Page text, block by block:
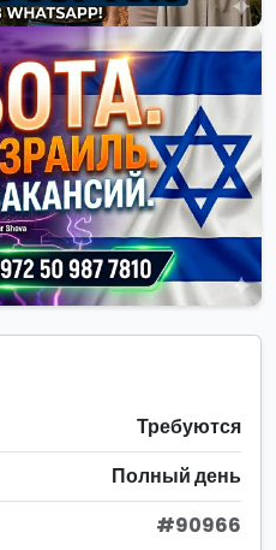
Требуются
Полный день
#90966